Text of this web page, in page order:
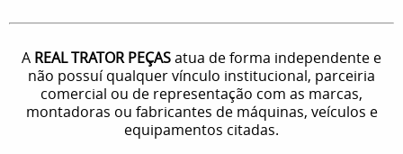
A REAL TRATOR PEÇASatua de forma independente e
não possuí qualquer vínculo institucional, parceiria
comercial ou de representação com as marcas,
montadoras ou fabricantes de máquinas, veículos e
equipamentos citadas.